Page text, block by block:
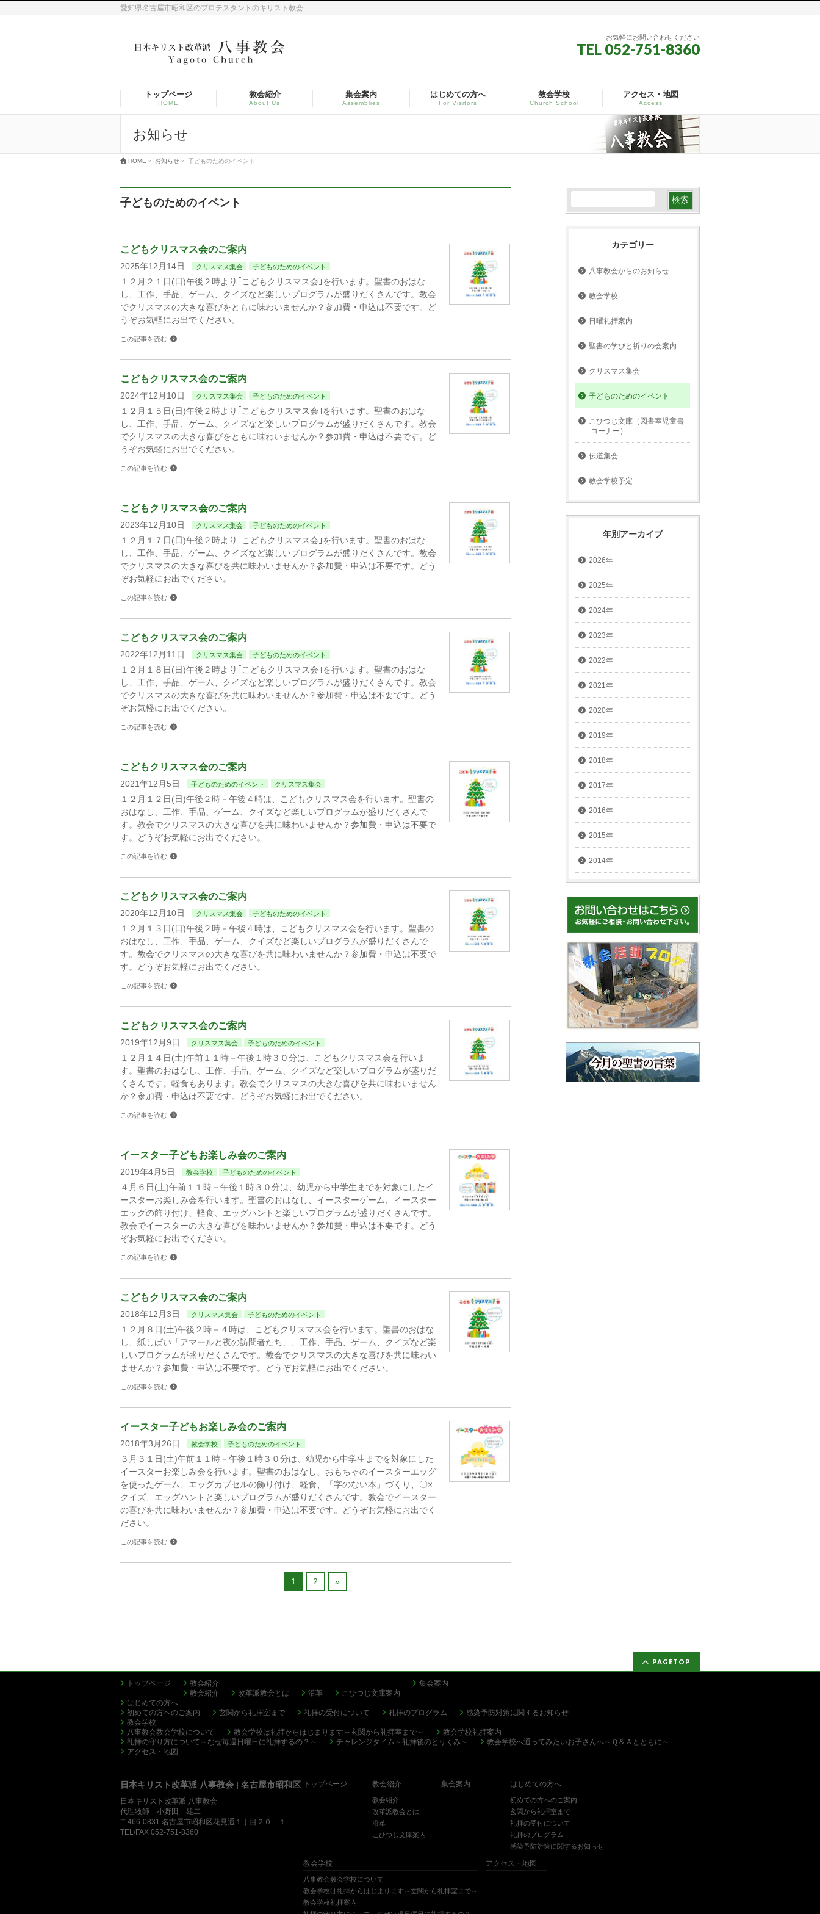
愛知県名古屋市昭和区のプロテスタントのキリスト教会
お気軽にお問い合わせください
TEL 052-751-8360
トップページ
HOME
教会紹介
About Us
集会案内
Assemblies
はじめての方へ
For Visitors
教会学校
Church School
アクセス・地図
Access
お知らせ
HOME » お知らせ » 子どものためのイベント
子どものためのイベント
こどもクリスマス会のご案内
2025年12月14日 クリスマス集会 子どものためのイベント
１２月２１日(日)午後２時より｢こどもクリスマス会｣を行います。聖書のおはな
し、工作、手品、ゲーム、クイズなど楽しいプログラムが盛りだくさんです。教会
でクリスマスの大きな喜びをともに味わいませんか？参加費・申込は不要です。ど
うぞお気軽にお出でください。
この記事を読む
こどもクリスマス会のご案内
2024年12月10日 クリスマス集会 子どものためのイベント
１２月１５日(日)午後２時より｢こどもクリスマス会｣を行います。聖書のおはな
し、工作、手品、ゲーム、クイズなど楽しいプログラムが盛りだくさんです。教会
でクリスマスの大きな喜びをともに味わいませんか？参加費・申込は不要です。ど
うぞお気軽にお出でください。
この記事を読む
こどもクリスマス会のご案内
2023年12月10日 クリスマス集会 子どものためのイベント
１２月１７日(日)午後２時より｢こどもクリスマス会｣を行います。聖書のおはな
し、工作、手品、ゲーム、クイズなど楽しいプログラムが盛りだくさんです。教会
でクリスマスの大きな喜びを共に味わいませんか？参加費・申込は不要です。どう
ぞお気軽にお出でください。
この記事を読む
こどもクリスマス会のご案内
2022年12月11日 クリスマス集会 子どものためのイベント
１２月１８日(日)午後２時より｢こどもクリスマス会｣を行います。聖書のおはな
し、工作、手品、ゲーム、クイズなど楽しいプログラムが盛りだくさんです。教会
でクリスマスの大きな喜びを共に味わいませんか？参加費・申込は不要です。どう
ぞお気軽にお出でください。
この記事を読む
こどもクリスマス会のご案内
2021年12月5日 子どものためのイベント クリスマス集会
１２月１２日(日)午後２時－午後４時は、こどもクリスマス会を行います。聖書の
おはなし、工作、手品、ゲーム、クイズなど楽しいプログラムが盛りだくさんで
す。教会でクリスマスの大きな喜びを共に味わいませんか？参加費・申込は不要で
す。どうぞお気軽にお出でください。
この記事を読む
こどもクリスマス会のご案内
2020年12月10日 クリスマス集会 子どものためのイベント
１２月１３日(日)午後２時－午後４時は、こどもクリスマス会を行います。聖書の
おはなし、工作、手品、ゲーム、クイズなど楽しいプログラムが盛りだくさんで
す。教会でクリスマスの大きな喜びを共に味わいませんか？参加費・申込は不要で
す。どうぞお気軽にお出でください。
この記事を読む
こどもクリスマス会のご案内
2019年12月9日 クリスマス集会 子どものためのイベント
１２月１４日(土)午前１１時－午後１時３０分は、こどもクリスマス会を行いま
す。聖書のおはなし、工作、手品、ゲーム、クイズなど楽しいプログラムが盛りだ
くさんです。軽食もあります。教会でクリスマスの大きな喜びを共に味わいません
か？参加費・申込は不要です。どうぞお気軽にお出でください。
この記事を読む
イースター子どもお楽しみ会のご案内
2019年4月5日 教会学校 子どものためのイベント
４月６日(土)午前１１時－午後１時３０分は、幼児から中学生までを対象にしたイ
ースターお楽しみ会を行います。聖書のおはなし、イースターゲーム、イースター
エッグの飾り付け、軽食、エッグハントと楽しいプログラムが盛りだくさんです。
教会でイースターの大きな喜びを味わいませんか？参加費・申込は不要です。どう
ぞお気軽にお出でください。
この記事を読む
こどもクリスマス会のご案内
2018年12月3日 クリスマス集会 子どものためのイベント
１２月８日(土)午後２時－４時は、こどもクリスマス会を行います。聖書のおはな
し、紙しばい「アマールと夜の訪問者たち」、工作、手品、ゲーム、クイズなど楽
しいプログラムが盛りだくさんです。教会でクリスマスの大きな喜びを共に味わい
ませんか？参加費・申込は不要です。どうぞお気軽にお出でください。
この記事を読む
イースター子どもお楽しみ会のご案内
2018年3月26日 教会学校 子どものためのイベント
３月３１日(土)午前１１時－午後１時３０分は、幼児から中学生までを対象にした
イースターお楽しみ会を行います。聖書のおはなし、おもちゃのイースターエッグ
を使ったゲーム、エッグカプセルの飾り付け、軽食、「字のない本」づくり、〇×
クイズ、エッグハントと楽しいプログラムが盛りだくさんです。教会でイースター
の喜びを共に味わいませんか？参加費・申込は不要です。どうぞお気軽にお出でく
ださい。
この記事を読む
1 2 »
カテゴリー
八事教会からのお知らせ
教会学校
日曜礼拝案内
聖書の学びと祈りの会案内
クリスマス集会
子どものためのイベント
こひつじ文庫（図書室児童書
コーナー）
伝道集会
教会学校予定
年別アーカイブ
2026年
2025年
2024年
2023年
2022年
2021年
2020年
2019年
2018年
2017年
2016年
2015年
2014年
PAGETOP
トップページ
教会紹介
教会紹介
改革派教会とは 沿革 こひつじ文庫案内
集会案内
はじめての方へ
初めての方へのご案内
玄関から礼拝室まで 礼拝の受付について 礼拝のプログラム
感染予防対策に関するお知らせ
教会学校
八事教会教会学校について
教会学校は礼拝からはじまります～玄関から礼拝室まで～
教会学校礼拝案内
礼拝の守り方について～なぜ毎週日曜日に礼拝するの？～
チャレンジタイム～礼拝後のとりくみ～
教会学校へ通ってみたいお子さんへ～Ｑ＆Ａとともに～
アクセス・地図
日本キリスト改革派 八事教会 | 名古屋市昭和区
日本キリスト改革派 八事教会
代理牧師 小野田 雄二
〒466-0831 名古屋市昭和区花見通１丁目２０－１
TEL/FAX 052-751-8360
トップページ 教会紹介
教会紹介
改革派教会とは
沿革
こひつじ文庫案内
集会案内 はじめての方へ
初めての方へのご案内
玄関から礼拝室まで
礼拝の受付について
礼拝のプログラム
感染予防対策に関するお知らせ
教会学校
八事教会教会学校について
教会学校は礼拝からはじまります～玄関から礼拝室まで～
教会学校礼拝案内
アクセス・地図